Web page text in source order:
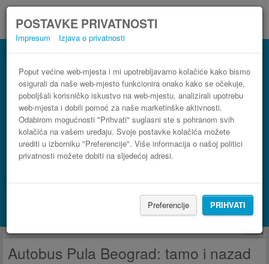
POSTAVKE PRIVATNOSTI
Impresum Izjava o privatnosti
Poput većine web-mjesta i mi upotrebljavamo kolačiće kako bismo
osigurali da naše web-mjesto funkcionira onako kako se očekuje,
poboljšali korisničko iskustvo na web-mjestu, analizirali upotrebu
web-mjesta i dobili pomoć za naše marketinške aktivnosti.
Odabirom mogućnosti "Prihvati" suglasni ste s pohranom svih
kolačića na vašem uređaju. Svoje postavke kolačića možete
urediti u izborniku "Preferencije". Više informacija o našoj politici
privatnosti možete dobiti na sljedećoj adresi.
Preferencije PRIHVATI
Autobus Beograd Pula
3 koraka do najpovoljnije autobusne karte
Potraži smještaj s Booking.com
Reklama
Autobus Pula Beograd: tamo i nazad